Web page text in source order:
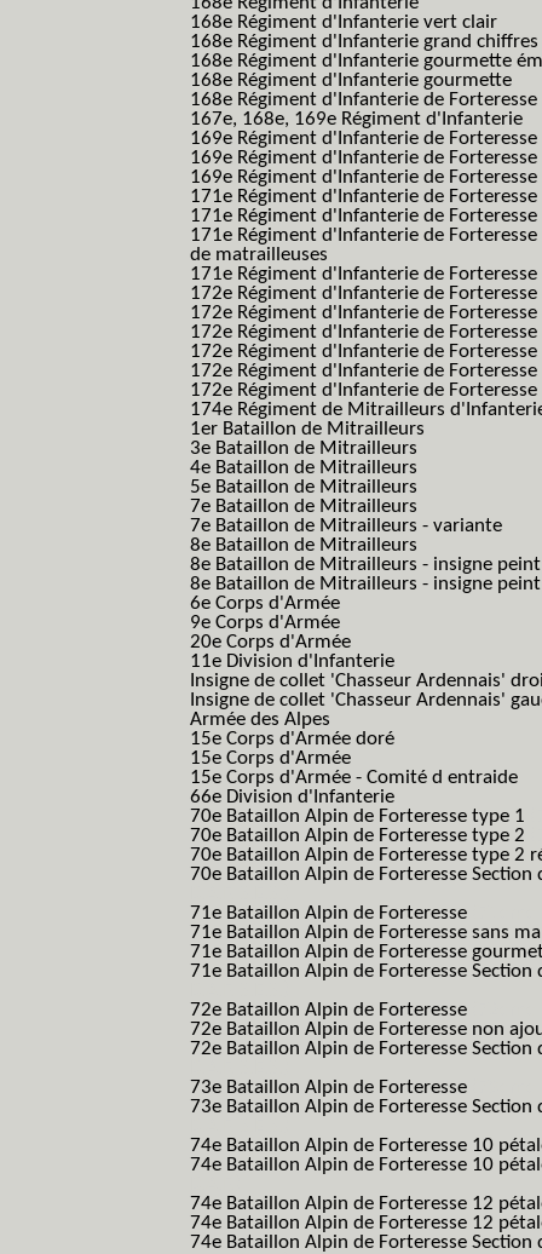
168e Régiment d'Infanterie vert clair
168e Régiment d'Infanterie grand chiffres
168e Régiment d'Infanterie gourmette
168e Régiment d'Infanterie gourmette
168e Régiment d'Infanterie de Forteresse
167e, 168e, 169e Régiment d'Infanterie
169e Régiment d'Infanterie de Forteresse
169e Régiment d'Infanterie de
169e Régiment d'Infanterie de
171e Régiment d'Infanterie de Forteresse
171e Régiment d'Infanterie de
171e Régiment d'Infanterie de
de matrailleuses
171e Régiment d'Infanterie de
172e Régiment d'Infanterie de Forteresse
172e Régiment d'Infanterie de Forteresse
172e Régiment d'Infanterie de
172e Régiment d'Infanterie de
172e Régiment d'Infanterie de
172e Régiment d'Infanterie de
174e Régiment de Mitrailleurs
1er Bataillon de Mitrailleurs
3e Bataillon de Mitrailleurs
4e Bataillon de Mitrailleurs
5e Bataillon de Mitrailleurs
7e Bataillon de Mitrailleurs
7e Bataillon de Mitrailleurs - variante
8e Bataillon de Mitrailleurs
8e Bataillon de Mitrailleurs - insigne peint
8e Bataillon de Mitrailleurs - insigne
6e Corps d'Armée
9e Corps d'Armée
20e Corps d'Armée
11e Division d'Infanterie
Insigne de collet 'Chasseur Ardennais'
Insigne de collet 'Chasseur Ardennais'
Armée des Alpes
15e Corps d'Armée doré
15e Corps d'Armée
15e Corps d'Armée - Comité d entraide
66e Division d'Infanterie
70e Bataillon Alpin de Forteresse type 1
70e Bataillon Alpin de Forteresse type 2
70e Bataillon Alpin de Forteresse type 2
70e Bataillon Alpin de Forteresse
71e Bataillon Alpin de Forteresse
71e Bataillon Alpin de Forteresse sans
71e Bataillon Alpin de Forteresse
71e Bataillon Alpin de Forteresse
72e Bataillon Alpin de Forteresse
72e Bataillon Alpin de Forteresse non
72e Bataillon Alpin de Forteresse
73e Bataillon Alpin de Forteresse
73e Bataillon Alpin de Forteresse
74e Bataillon Alpin de Forteresse 10
74e Bataillon Alpin de Forteresse 10
74e Bataillon Alpin de Forteresse 12
74e Bataillon Alpin de Forteresse 12
74e Bataillon Alpin de Forteresse